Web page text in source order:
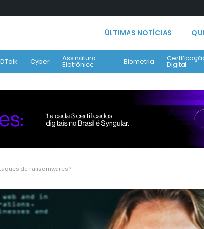
ÚLTIMAS NOTÍCIAS
Cyber Assinatura
Eletrônica Biometria Digital
de ransomwares?